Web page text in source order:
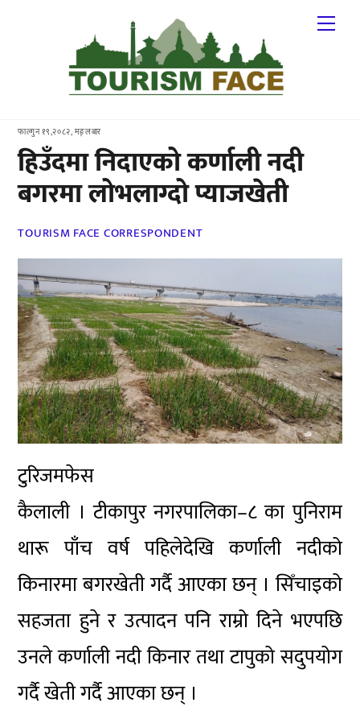
फाल्गुन १९,२०८२, मङ्लबार
हिउँदमा निदाएको कर्णाली नदी
बगरमा लोभलाग्दो प्याजखेती
TOURISM FACE CORRESPONDENT
टुरिजमफेस
कैलाली । टीकापुर नगरपालिका–८ का पुनिराम
थारू पाँच वर्ष पहिलेदेखि कर्णाली नदीको
किनारमा बगरखेती गर्दै आएका छन् । सिँचाइको
सहजता हुने र उत्पादन पनि राम्रो दिने भएपछि
उनले कर्णाली नदी किनार तथा टापुको सदुपयोग
गर्दै खेती गर्दै आएका छन् ।